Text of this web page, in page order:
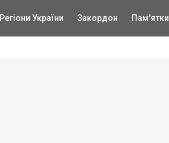
Регіони України Закордон Пам'ятки